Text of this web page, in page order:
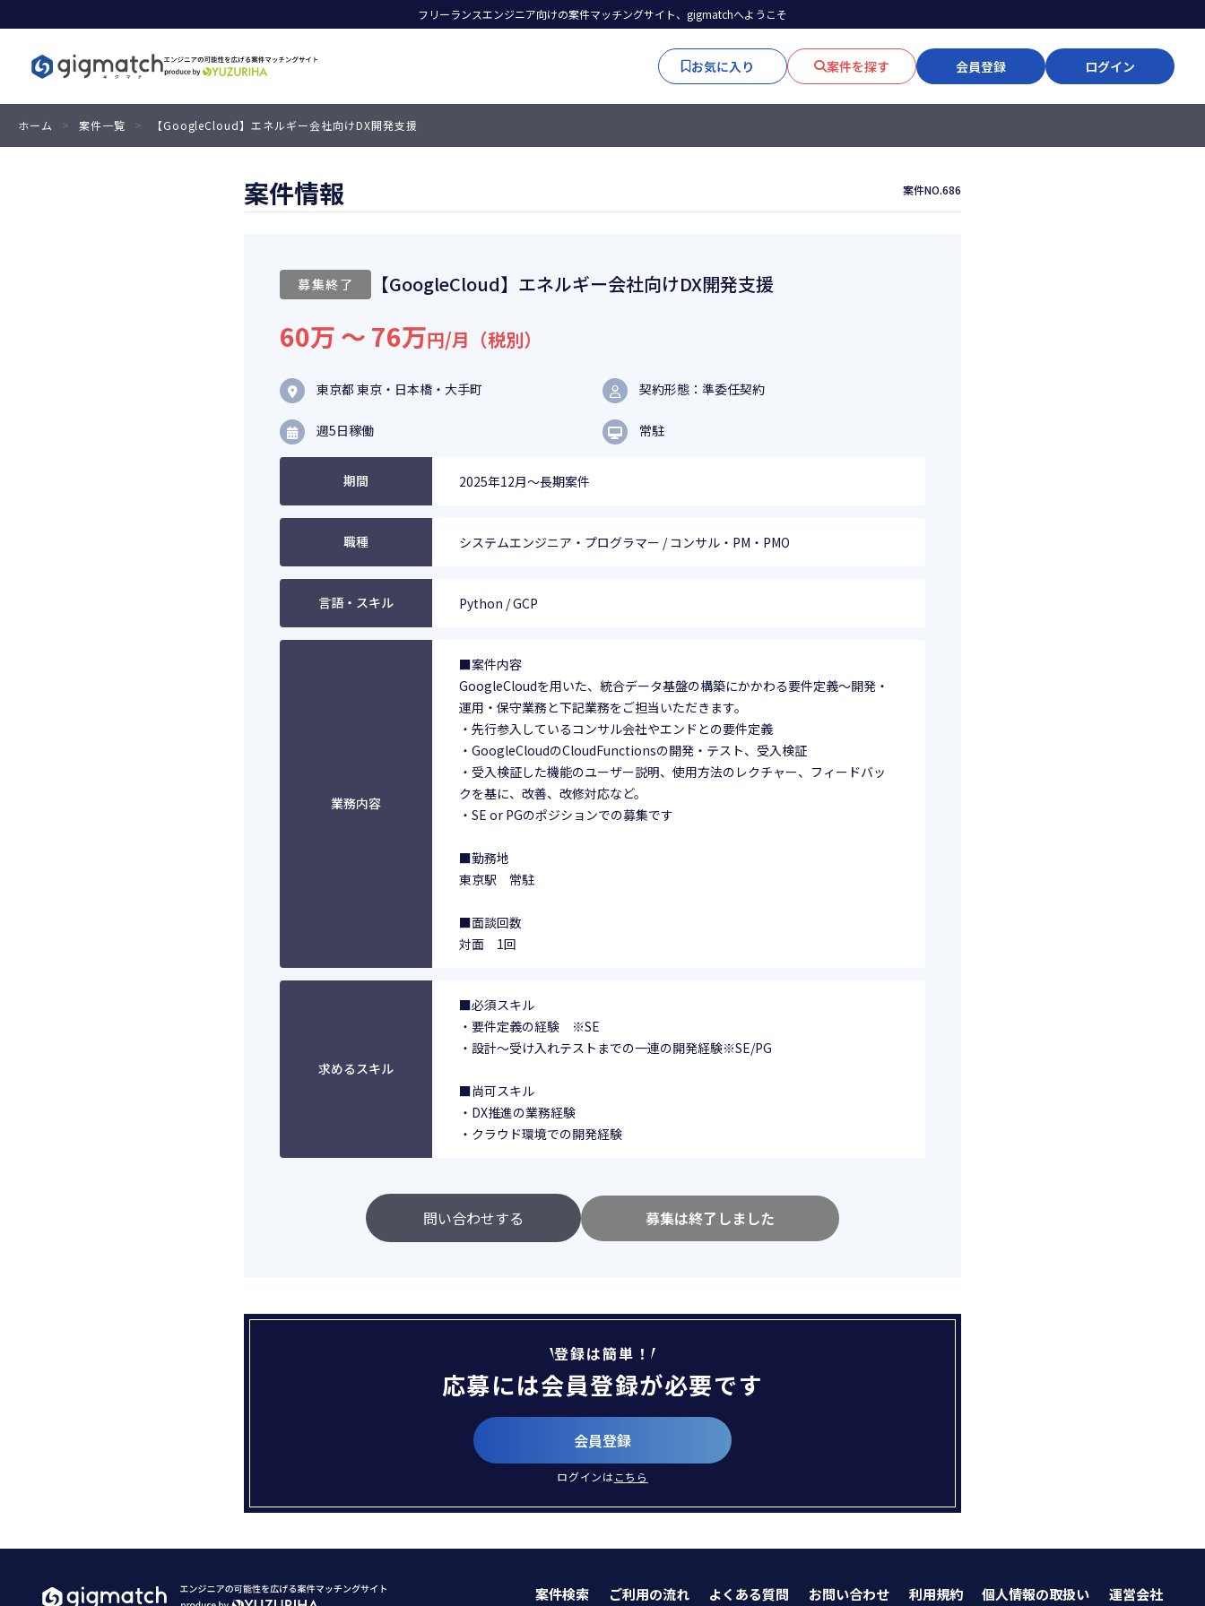
フリーランスエンジニア向けの案件マッチングサイト、gigmatchへようこそ
お気に入り 案件を探す 会員登録 ログイン
ホーム > 案件一覧 > 【GoogleCloud】エネルギー会社向けDX開発支援
案件情報 案件NO.686
募集終了 【GoogleCloud】エネルギー会社向けDX開発支援
60万 〜 76万円/月（税別）
東京都 東京・日本橋・大手町 契約形態：準委任契約
週5日稼働 常駐
期間 2025年12月～長期案件
職種 システムエンジニア・プログラマー / コンサル・PM・PMO
言語・スキル Python / GCP
業務内容
■案件内容
GoogleCloudを用いた、統合データ基盤の構築にかかわる要件定義～開発・
運用・保守業務と下記業務をご担当いただきます。
・先行参入しているコンサル会社やエンドとの要件定義
・GoogleCloudのCloudFunctionsの開発・テスト、受入検証
・受入検証した機能のユーザー説明、使用方法のレクチャー、フィードバッ
クを基に、改善、改修対応など。
・SE or PGのポジションでの募集です
■勤務地
東京駅 常駐
■面談回数
対面 1回
求めるスキル
■必須スキル
・要件定義の経験 ※SE
・設計～受け入れテストまでの一連の開発経験※SE/PG
■尚可スキル
・DX推進の業務経験
・クラウド環境での開発経験
問い合わせする 募集は終了しました
登録は簡単！
応募には会員登録が必要です
会員登録
ログインはこちら
案件検索 ご利用の流れ よくある質問 お問い合わせ 利用規約 個人情報の取扱い 運営会社